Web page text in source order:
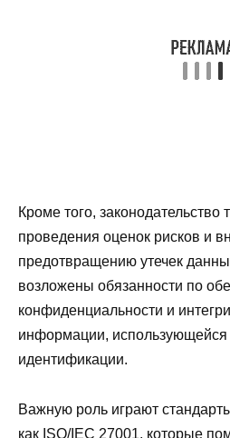
Кроме того, законодательство
проведения оценок рисков и
предотвращению утечек
возложены обязанности по
конфиденциальности и
информации, использующейся
идентификации.
Важную роль играют
как ISO/IEC 27001, которые